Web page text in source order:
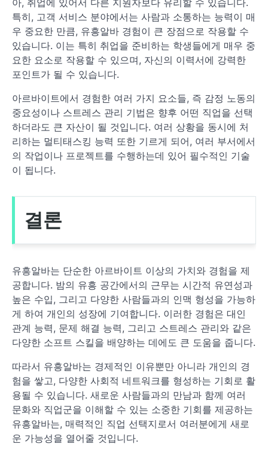
특히, 고객 서비스 분야에서는 사람과 소통하는 능력이 매
우 중요한 만큼, 유흥알바 경험이 큰 장점으로 작용할 수
있습니다. 이는 특히 취업을 준비하는 학생들에게 매우 중
요한 요소로 작용할 수 있으며, 자신의 이력서에 강력한
포인트가 될 수 있습니다.
아르바이트에서 경험한 여러 가지 요소들, 즉 감정 노동의
중요성이나 스트레스 관리 기법은 향후 어떤 직업을 선택
하더라도 큰 자산이 될 것입니다. 여러 상황을 동시에 처
리하는 멀티태스킹 능력 또한 기르게 되어, 여러 부서에서
의 작업이나 프로젝트를 수행하는데 있어 필수적인 기술
이 됩니다.
결론
유흥알바는 단순한 아르바이트 이상의 가치와 경험을 제
공합니다. 밤의 유흥 공간에서의 근무는 시간적 유연성과
높은 수입, 그리고 다양한 사람들과의 인맥 형성을 가능하
게 하여 개인의 성장에 기여합니다. 이러한 경험은 대인
관계 능력, 문제 해결 능력, 그리고 스트레스 관리와 같은
다양한 소프트 스킬을 배양하는 데에도 큰 도움을 줍니다.
따라서 유흥알바는 경제적인 이유뿐만 아니라 개인의 경
험을 쌓고, 다양한 사회적 네트워크를 형성하는 기회로 활
용될 수 있습니다. 새로운 사람들과의 만남과 함께 여러
문화와 직업군을 이해할 수 있는 소중한 기회를 제공하는
유흥알바는, 매력적인 직업 선택지로서 여러분에게 새로
운 가능성을 열어줄 것입니다.